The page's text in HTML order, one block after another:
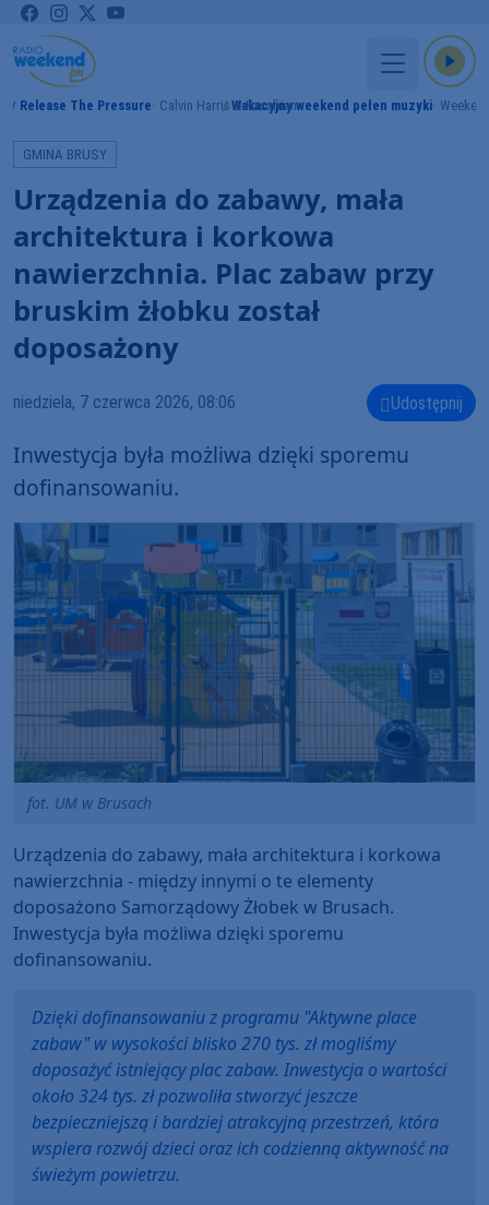
Release The Pressure Calvin Harris & KasabianWakacyjny weekend pełen muzyki
GMINA BRUSY
Urządzenia do zabawy, mała
architektura i korkowa
nawierzchnia. Plac zabaw przy
bruskim żłobku został
doposażony
niedziela, 7 czerwca 2026, 08:06 Udostępnij
Inwestycja była możliwa dzięki sporemu
dofinansowaniu.
fot. UM w Brusach
Urządzenia do zabawy, mała architektura i korkowa
nawierzchnia - między innymi o te elementy
doposażono Samorządowy Żłobek w Brusach.
Inwestycja była możliwa dzięki sporemu
dofinansowaniu.
Dzięki dofinansowaniu z programu "Aktywne place
zabaw" w wysokości blisko 270 tys. zł mogliśmy
doposażyć istniejący plac zabaw. Inwestycja o wartości
około 324 tys. zł pozwoliła stworzyć jeszcze
bezpieczniejszą i bardziej atrakcyjną przestrzeń, która
wspiera rozwój dzieci oraz ich codzienną aktywność na
świeżym powietrzu.